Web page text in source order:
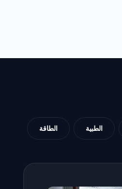
الطبية الطاقة